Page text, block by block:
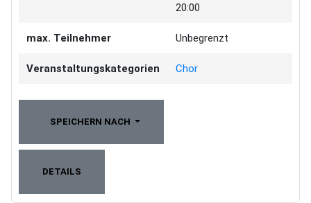
20:00
max. Teilnehmer Unbegrenzt
Veranstaltungskategorien Chor
SPEICHERN NACH
DETAILS